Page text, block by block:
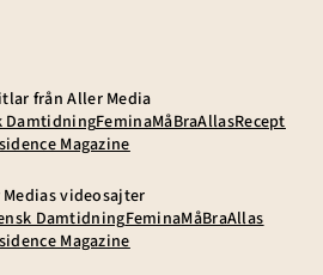
från Aller Media
DamtidningFeminaMåBraAllasRecept
Magazine
videosajter
DamtidningFeminaMåBraAllas
Magazine